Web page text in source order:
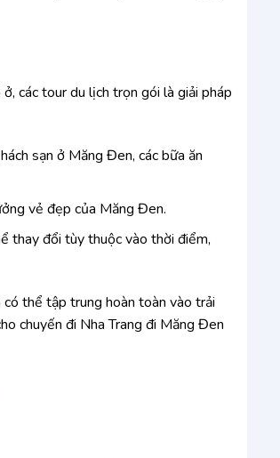
các tour du lịch trọn gói là giải pháp
sạn ở Măng Đen, các bữa ăn
vẻ đẹp của Măng Đen.
thay đổi tùy thuộc vào thời điểm,
thể tập trung hoàn toàn vào trải
chuyến đi Nha Trang đi Măng Đen